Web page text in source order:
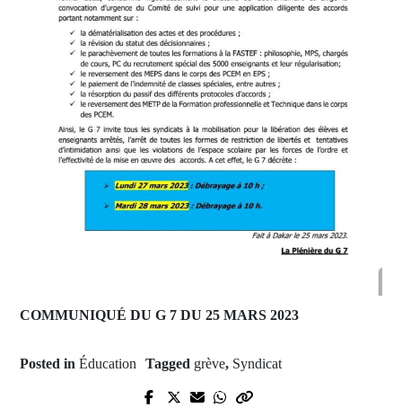
COMMUNIQUÉ DU G 7 DU 25 MARS 2023
Posted in Éducation Tagged grève, Syndicat
Prev Post